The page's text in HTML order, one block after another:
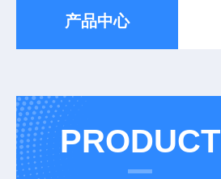
产品中心
PRODUCT